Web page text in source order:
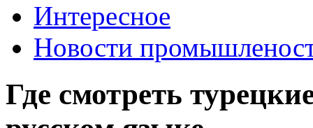
Интересное
Новости
Где смотреть